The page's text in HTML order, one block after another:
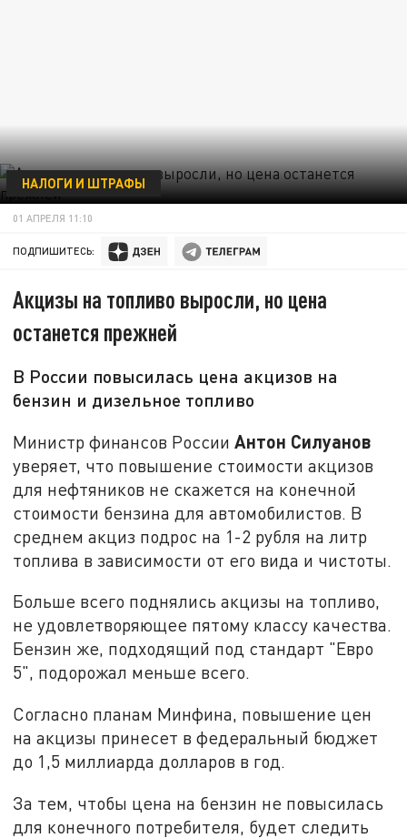
НАЛОГИ И ШТРАФЫ
01 АПРЕЛЯ 11:10
ПОДПИШИТЕСЬ:
Акцизы на топливо выросли, но цена
останется прежней
В России повысилась цена акцизов на
бензин и дизельное топливо
Министр финансов РоссииАнтон Силуанов
уверяет, что повышение стоимости акцизов
для нефтяников не скажется на конечной
стоимости бензина для автомобилистов. В
среднем акциз подрос на 1-2 рубля на литр
топлива в зависимости от его вида и чистоты.
Больше всего поднялись акцизы на топливо,
не удовлетворяющее пятому классу качества.
Бензин же, подходящий под стандарт "Евро
5", подорожал меньше всего.
Согласно планам Минфина, повышение цен
на акцизы принесет в федеральный бюджет
до 1,5 миллиарда долларов в год.
За тем, чтобы цена на бензин не повысилась
для конечного потребителя, будет следить